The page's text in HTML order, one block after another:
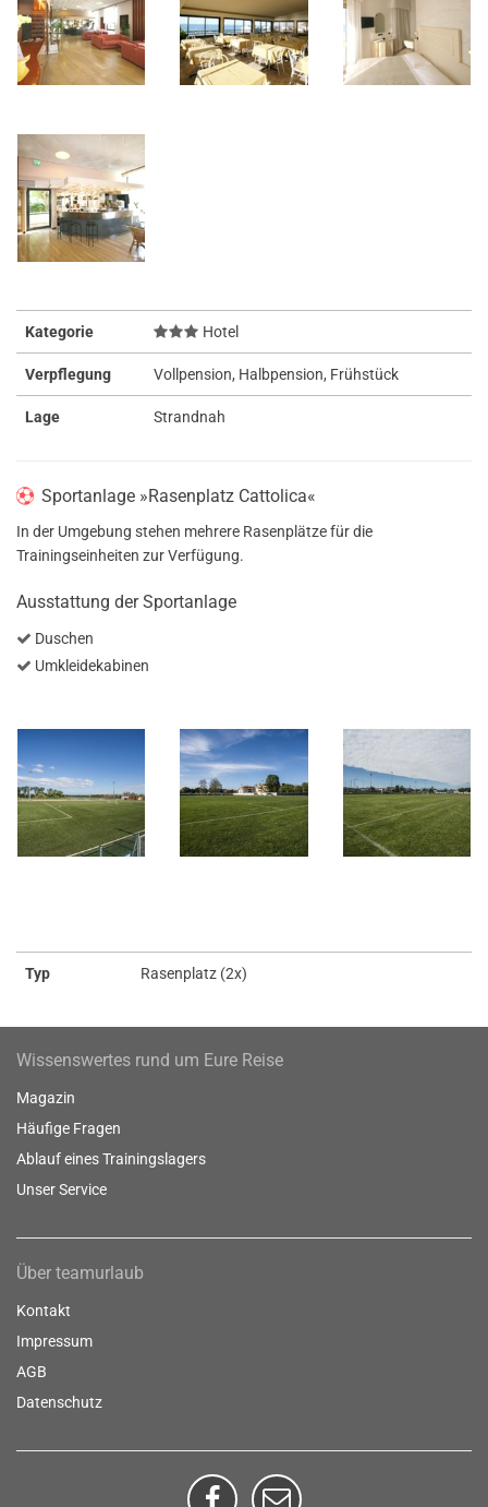
Kategorie Hotel
Verpflegung Vollpension, Halbpension, Frühstück
Lage Strandnah
Sportanlage »Rasenplatz Cattolica«
In der Umgebung stehen mehrere Rasenplätze für die
Trainingseinheiten zur Verfügung.
Ausstattung der Sportanlage
Duschen
Umkleidekabinen
Typ Rasenplatz (2x)
Wissenswertes rund um Eure Reise
Magazin
Häufige Fragen
Ablauf eines Trainingslagers
Unser Service
Über teamurlaub
Kontakt
Impressum
AGB
Datenschutz